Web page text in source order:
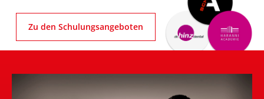
Zu den Schulungsangeboten